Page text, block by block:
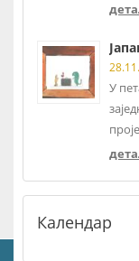
У
Календар